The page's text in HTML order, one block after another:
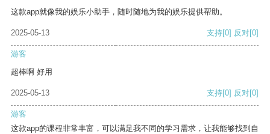
这款app就像我的娱乐小助手，随时随地为我的娱乐提供帮助。
2025-05-13 支持[0] 反对[0]
游客
超棒啊 好用
2025-05-13 支持[0] 反对[0]
游客
这款app的课程非常丰富，可以满足我不同的学习需求，让我能够找到自